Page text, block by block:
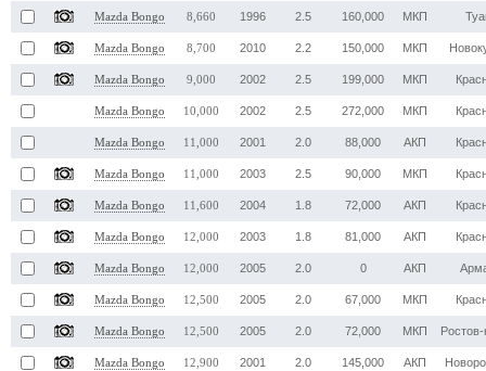
Mazda Bongo 8,660 1996 2.5 160,000 МКП
Mazda Bongo 8,700 2010 2.2 150,000 МКП
Mazda Bongo 9,000 2002 2.5 199,000 МКП
Mazda Bongo 10,000 2002 2.5 272,000 МКП
Mazda Bongo 11,000 2001 2.0 88,000 АКП
Mazda Bongo 11,000 2003 2.5 90,000 МКП
Mazda Bongo 11,600 2004 1.8 72,000 АКП
Mazda Bongo 12,000 2003 1.8 81,000 АКП
Mazda Bongo 12,000 2005 2.0 0 АКП
Mazda Bongo 12,500 2005 2.0 67,000 МКП
Mazda Bongo 12,500 2005 2.0 72,000 МКП
Mazda Bongo 12,900 2001 2.0 145,000 АКП